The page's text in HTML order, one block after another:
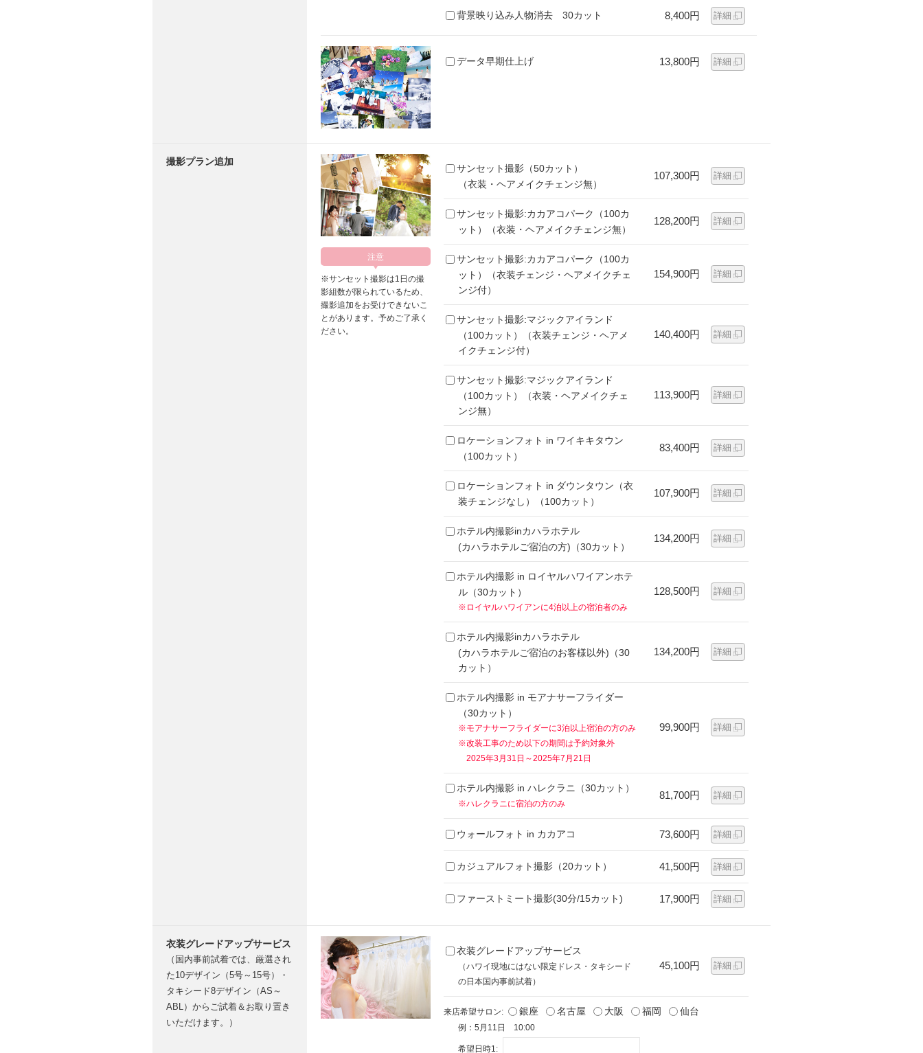
背景映り込み人物消去 30カット 8,400円 詳細
データ早期仕上げ 13,800円 詳細
撮影プラン追加
※サンセット撮影は1日の撮
影組数が限られているため、
撮影追加をお受けできないこ
とがあります。予めご了承く
ださい。
サンセット撮影（50カット）
（衣装・ヘアメイクチェンジ無）
107,300円 詳細
サンセット撮影:カカアコパーク（100カ
ット）（衣装・ヘアメイクチェンジ無）
128,200円 詳細
サンセット撮影:カカアコパーク（100カ
ット）（衣装チェンジ・ヘアメイクチェ
ンジ付）
154,900円 詳細
サンセット撮影:マジックアイランド
（100カット）（衣装チェンジ・ヘアメ
イクチェンジ付）
140,400円 詳細
サンセット撮影:マジックアイランド
（100カット）（衣装・ヘアメイクチェ
ンジ無）
113,900円 詳細
ロケーションフォト in ワイキキタウン
（100カット）
83,400円 詳細
ロケーションフォト in ダウンタウン（衣
装チェンジなし）（100カット）
107,900円 詳細
ホテル内撮影inカハラホテル
(カハラホテルご宿泊の方)（30カット）
134,200円 詳細
ホテル内撮影 in ロイヤルハワイアンホテ
ル（30カット）
※ロイヤルハワイアンに4泊以上の宿泊者のみ
128,500円 詳細
ホテル内撮影inカハラホテル
(カハラホテルご宿泊のお客様以外)（30
カット）
134,200円 詳細
ホテル内撮影 in モアナサーフライダー
（30カット）
※モアナサーフライダーに3泊以上宿泊の方のみ
※改装工事のため以下の期間は予約対象外
2025年3月31日～2025年7月21日
99,900円 詳細
ホテル内撮影 in ハレクラニ（30カット）
※ハレクラニに宿泊の方のみ
81,700円 詳細
ウォールフォト in カカアコ 73,600円 詳細
カジュアルフォト撮影（20カット） 41,500円 詳細
ファーストミート撮影(30分/15カット) 17,900円 詳細
衣装グレードアップサービス
（国内事前試着では、厳選され
た10デザイン（5号～15号）・
タキシード8デザイン（AS～
ABL）からご試着＆お取り置き
いただけます。）
衣装グレードアップサービス
（ハワイ現地にはない限定ドレス・タキシード
の日本国内事前試着）
45,100円 詳細
来店希望サロン: 銀座 名古屋 大阪 福岡 仙台
例：5月11日 10:00
希望日時1: